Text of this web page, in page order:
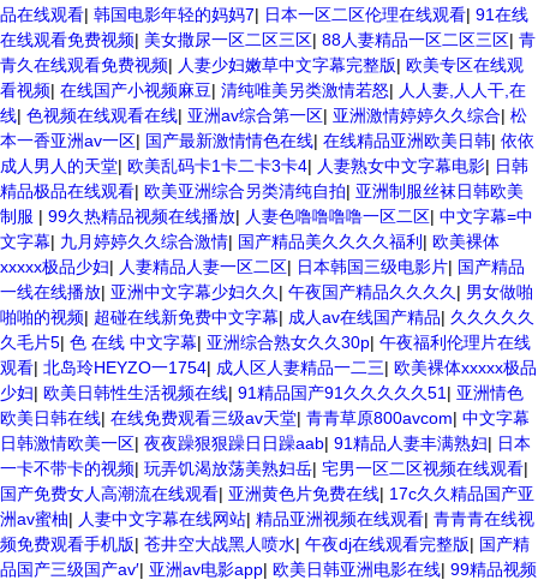
品在线观看| 韩国电影年轻的妈妈7| 日本一区二区伦理在线观看| 91在线
在线观看免费视频| 美女撒尿一区二区三区| 88人妻精品一区二区三区| 青
青久在线观看免费视频| 人妻少妇嫩草中文字幕完整版| 欧美专区在线观
看视频| 在线国产小视频麻豆| 清纯唯美另类激情若怒| 人人妻,人人干,在
线| 色视频在线观看在线| 亚洲av综合第一区| 亚洲激情婷婷久久综合| 松
本一香亚洲av一区| 国产最新激情情色在线| 在线精品亚洲欧美日韩| 依依
成人男人的天堂| 欧美乱码卡1卡二卡3卡4| 人妻熟女中文字幕电影| 日韩
精品极品在线观看| 欧美亚洲综合另类清纯自拍| 亚洲制服丝袜日韩欧美
制服 | 99久热精品视频在线播放| 人妻色噜噜噜噜一区二区| 中文字幕=中
文字幕| 九月婷婷久久综合激情| 国产精品美久久久久福利 | 欧美裸体
xxxxx极品少妇| 人妻精品人妻一区二区| 日本韩国三级电影片| 国产精品
一线在线播放| 亚洲中文字幕少妇久久 | 午夜国产精品久久久久 | 男女做啪
啪啪的视频| 超碰在线新免费中文字幕| 成人av在线国产精品| 久久久久久
久毛片5| 色 在线 中文字幕| 亚洲综合熟女久久30p| 午夜福利伦理片在线
观看| 北岛玲HEYZO一1754| 成人区人妻精品一二三| 欧美裸体xxxxx极品
少妇| 欧美日韩性生活视频在线| 91精品国产91久久久久久51 | 亚洲情色
欧美日韩在线| 在线免费观看三级av天堂| 青青草原800avcom| 中文字幕
日韩激情欧美一区| 夜夜躁狠狠躁日日躁aab| 91精品人妻丰满熟妇| 日本
一卡不带卡的视频| 玩弄饥渴放荡美熟妇岳| 宅男一区二区视频在线观看|
国产免费女人高潮流在线观看| 亚洲黄色片免费在线| 17c久久精品国产亚
洲av蜜柚| 人妻中文字幕在线网站| 精品亚洲视频在线观看| 青青青在线视
频免费观看手机版| 苍井空大战黑人喷水| 午夜dj在线观看完整版| 国产精
品国产三级国产av′| 亚洲av电影app| 欧美日韩亚洲电影在线| 99精品视频